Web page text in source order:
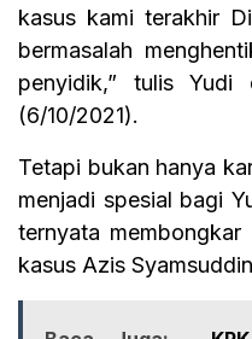
kasus kami terakhir
bermasalah
penyidik,” tulis
(6/10/2021).
Tetapi bukan hanya
menjadi spesial bagi
ternyata membongkar
kasus Azis